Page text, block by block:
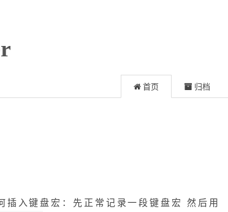
首页 归档
插入键盘宏：先正常记录一段键盘宏 然后用